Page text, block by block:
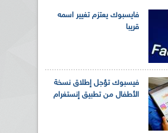
فايسبوك يعتزم تغيير اسمه
قريبا
فيسبوك تؤجل إطلاق نسخة
الأطفال من تطبيق إنستغرام